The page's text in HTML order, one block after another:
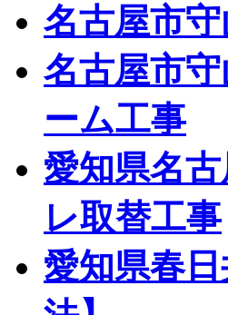
名古屋市
名古屋市
ーム工事
愛知県名
レ取替工事
愛知県春